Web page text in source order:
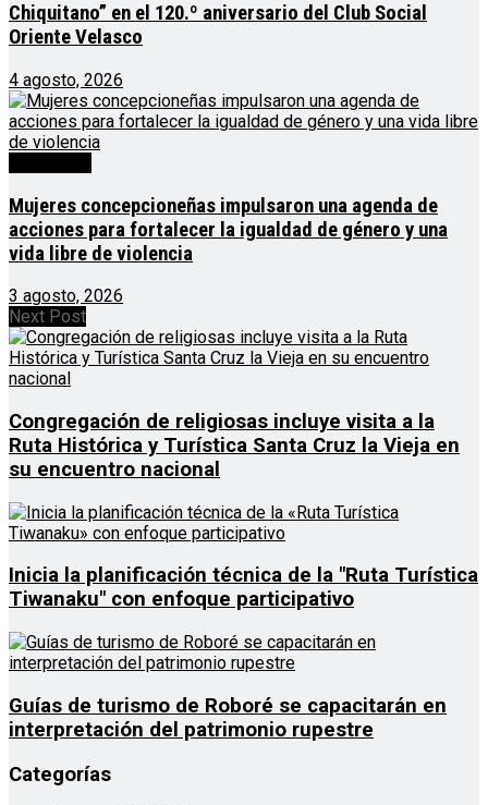
Chiquitano” en el 120.º aniversario del Club Social
Oriente Velasco
4 agosto, 2026
Mujeres concepcioneñas impulsaron una agenda de
acciones para fortalecer la igualdad de género y una
vida libre de violencia
3 agosto, 2026
Next Post
Congregación de religiosas incluye visita a la
Ruta Histórica y Turística Santa Cruz la Vieja en
su encuentro nacional
Inicia la planificación técnica de la "Ruta Turística
Tiwanaku" con enfoque participativo
Guías de turismo de Roboré se capacitarán en
interpretación del patrimonio rupestre
Categorías